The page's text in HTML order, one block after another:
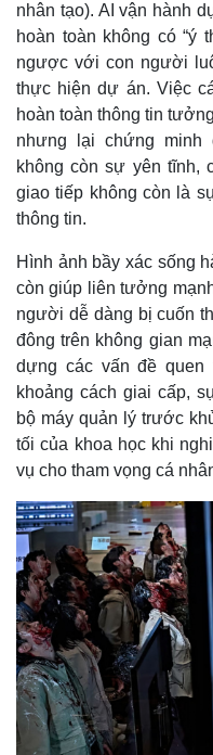
Kinh tế
Bất động sản
Khởi nghiệp
nhân tạo). AI vận hành
hoàn toàn không có “ý
ngược với con người
thực hiện dự án. Việc
hoàn toàn thông tin
nhưng lại chứng minh
không còn sự yên tĩnh,
giao tiếp không còn là
thông tin.
Hình ảnh bầy xác sống
còn giúp liên tưởng
người dễ dàng bị cuốn
đông trên không gian
dựng các vấn đề
khoảng cách giai cấp,
bộ máy quản lý trước
tối của khoa học khi
vụ cho tham vọng cá